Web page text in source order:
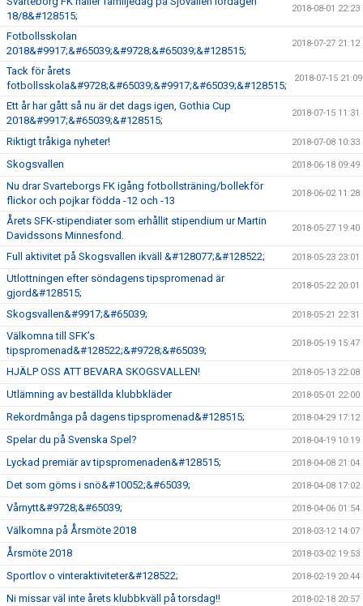
18/8&#128515;
2018-08-01 22:23
Fotbollsskolan
2018&#9917;&#65039;&#9728;&#65039;&#128515;
2018-07-27 21:12
Tack för årets
fotbollsskola&#9728;&#65039;&#9917;&#65039;&#128515;
2018-07-15 21:09
Ett år har gått så nu är det dags igen, Gothia Cup
2018&#9917;&#65039;&#128515;
2018-07-15 11:31
Riktigt tråkiga nyheter! 2018-07-08 10:33
Skogsvallen 2018-06-18 09:49
Nu drar Svarteborgs FK igång fotbollsträning/bollekför
flickor och pojkar födda -12 och -13
2018-06-02 11:28
Årets SFK-stipendiater som erhållit stipendium ur Martin
Davidssons Minnesfond.
2018-05-27 19:40
Full aktivitet på Skogsvallen ikväll &#128077;&#128522; 2018-05-23 23:01
Utlottningen efter söndagens tipspromenad är
gjord&#128515;
2018-05-22 20:01
Skogsvallen&#9917;&#65039; 2018-05-21 22:31
Välkomna till SFK’s
tipspromenad&#128522;&#9728;&#65039;
2018-05-19 15:47
HJÄLP OSS ATT BEVARA SKOGSVALLEN! 2018-05-13 22:08
Utlämning av beställda klubbkläder 2018-05-01 22:00
Rekordmånga på dagens tipspromenad&#128515; 2018-04-29 17:12
Spelar du på Svenska Spel? 2018-04-19 10:19
Lyckad premiär av tipspromenaden&#128515; 2018-04-08 21:04
Det som göms i snö&#10052;&#65039; 2018-04-08 17:02
Vårnytt&#9728;&#65039; 2018-04-06 01:54
Välkomna på Årsmöte 2018 2018-03-12 14:07
Årsmöte 2018 2018-03-02 19:53
Sportlov o vinteraktiviteter&#128522; 2018-02-19 20:44
Ni missar väl inte årets klubbkväll på torsdag!! 2018-02-18 20:57